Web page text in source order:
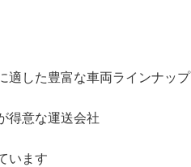
適した豊富な車両ラインナップ
得意な運送会社
います